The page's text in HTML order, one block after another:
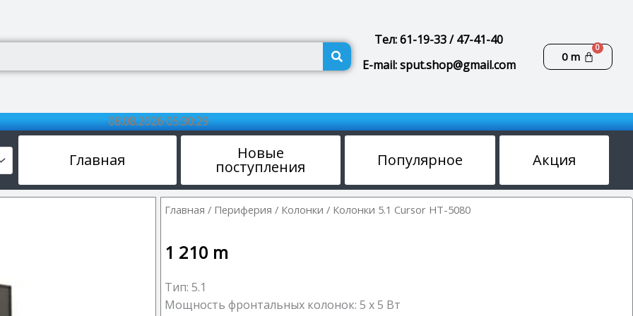
Поиск Тел: 61-19-33 / 47-41-40
E-mail: sput.shop@gmail.com
0m
08.08.2026 05:30:30
Главная Новые
поступления Популярное Акция
Главная / Периферия / Колонки / Колонки 5.1 Cursor HT-5080
1 210 m
Тип: 5.1
Мощность фронтальных колонок: 5 x 5 Вт